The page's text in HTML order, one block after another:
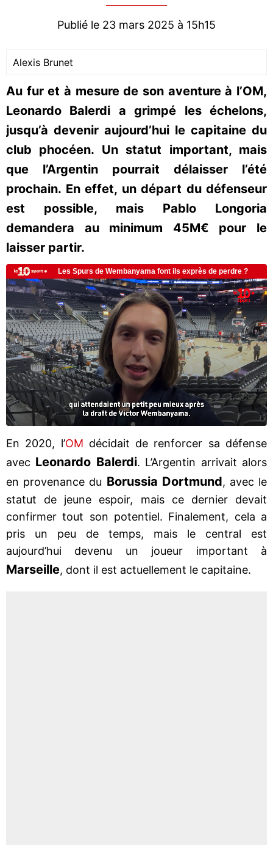
Publié le 23 mars 2025 à 15h15
Alexis Brunet
Au fur et à mesure de son aventure à l’OM,
Leonardo Balerdi a grimpé les échelons,
jusqu’à devenir aujourd’hui le capitaine du
club phocéen. Un statut important, mais
que l’Argentin pourrait délaisser l’été
prochain. En effet, un départ du défenseur
est possible, mais Pablo Longoria
demandera au minimum 45M€ pour le
laisser partir.
En 2020, l’OM décidait de renforcer sa défense
avec Leonardo Balerdi. L’Argentin arrivait alors
en provenance du Borussia Dortmund, avec le
statut de jeune espoir, mais ce dernier devait
confirmer tout son potentiel. Finalement, cela a
pris un peu de temps, mais le central est
aujourd’hui devenu un joueur important à
Marseille, dont il est actuellement le capitaine.